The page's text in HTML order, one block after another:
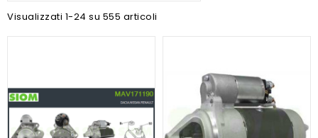
Visualizzati 1-24 su 555 articoli